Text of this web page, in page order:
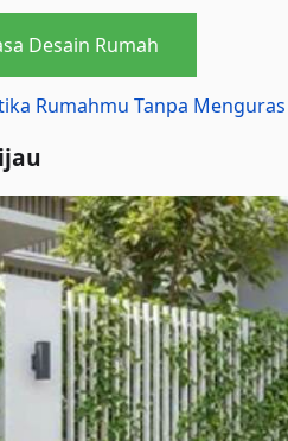
Desain Rumah
Rumahmu Tanpa